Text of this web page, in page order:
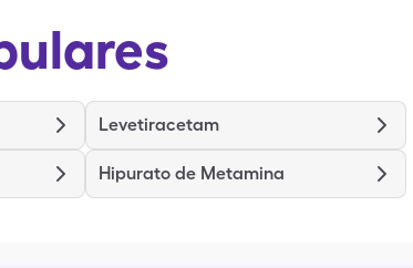
Levetiracetam
Hipurato de Metamina